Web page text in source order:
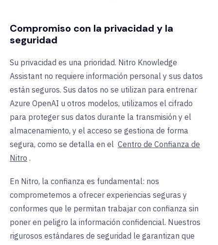
Compromiso con la privacidad y la
seguridad
Su privacidad es una prioridad. Nitro Knowledge
Assistant no requiere información personal y sus datos
están seguros. Sus datos no se utilizan para entrenar
Azure OpenAI u otros modelos, utilizamos el cifrado
para proteger sus datos durante la transmisión y el
almacenamiento, y el acceso se gestiona de forma
segura, como se detalla en el Centro de Confianza de
Nitro .
En Nitro, la confianza es fundamental: nos
comprometemos a ofrecer experiencias seguras y
conformes que le permitan trabajar con confianza sin
poner en peligro la información confidencial. Nuestros
rigurosos estándares de seguridad le garantizan que